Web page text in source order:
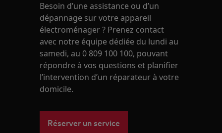
Besoin d’une assistance ou d’un
dépannage sur votre appareil
électroménager ? Prenez contact
avec notre équipe dédiée du lundi au
samedi, au 0 809 100 100, pouvant
répondre à vos questions et planifier
l’intervention d’un réparateur à votre
domicile.
Réserver un service